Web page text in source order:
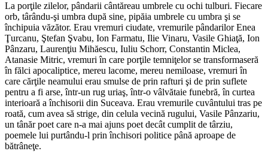
La porţile zilelor, pândarii cântăreau umbrele cu ochi tulburi. Fiecare
orb, târându-şi umbra după sine, pipăia umbrele cu umbra şi se
închipuia văzător. Erau vremuri ciudate, vremurile pândarilor Enea
Ţurcanu, Ştefan Şvabu, Ion Farmatu, Ilie Vinaru, Vasile Ghiaţă, Ion
Pânzaru, Laurenţiu Mihăescu, Iuliu Schorr, Constantin Miclea,
Atanasie Mitric, vremuri în care porţile temniţelor se transformaseră
în fălci apocaliptice, mereu lacome, mereu nemiloase, vremuri în
care cărţile neamului erau smulse de prin rafturi şi de prin suflete
pentru a fi arse, într-un rug uriaş, într-o vâlvătaie funebră, în curtea
interioară a închisorii din Suceava. Erau vremurile cuvântului tras pe
roată, cum avea să strige, din celula vecină rugului, Vasile Pânzariu,
un tânăr poet care n-a mai ajuns poet decât cumplit de târziu,
poemele lui purtându-l prin închisori politice până aproape de
bătrâneţe.